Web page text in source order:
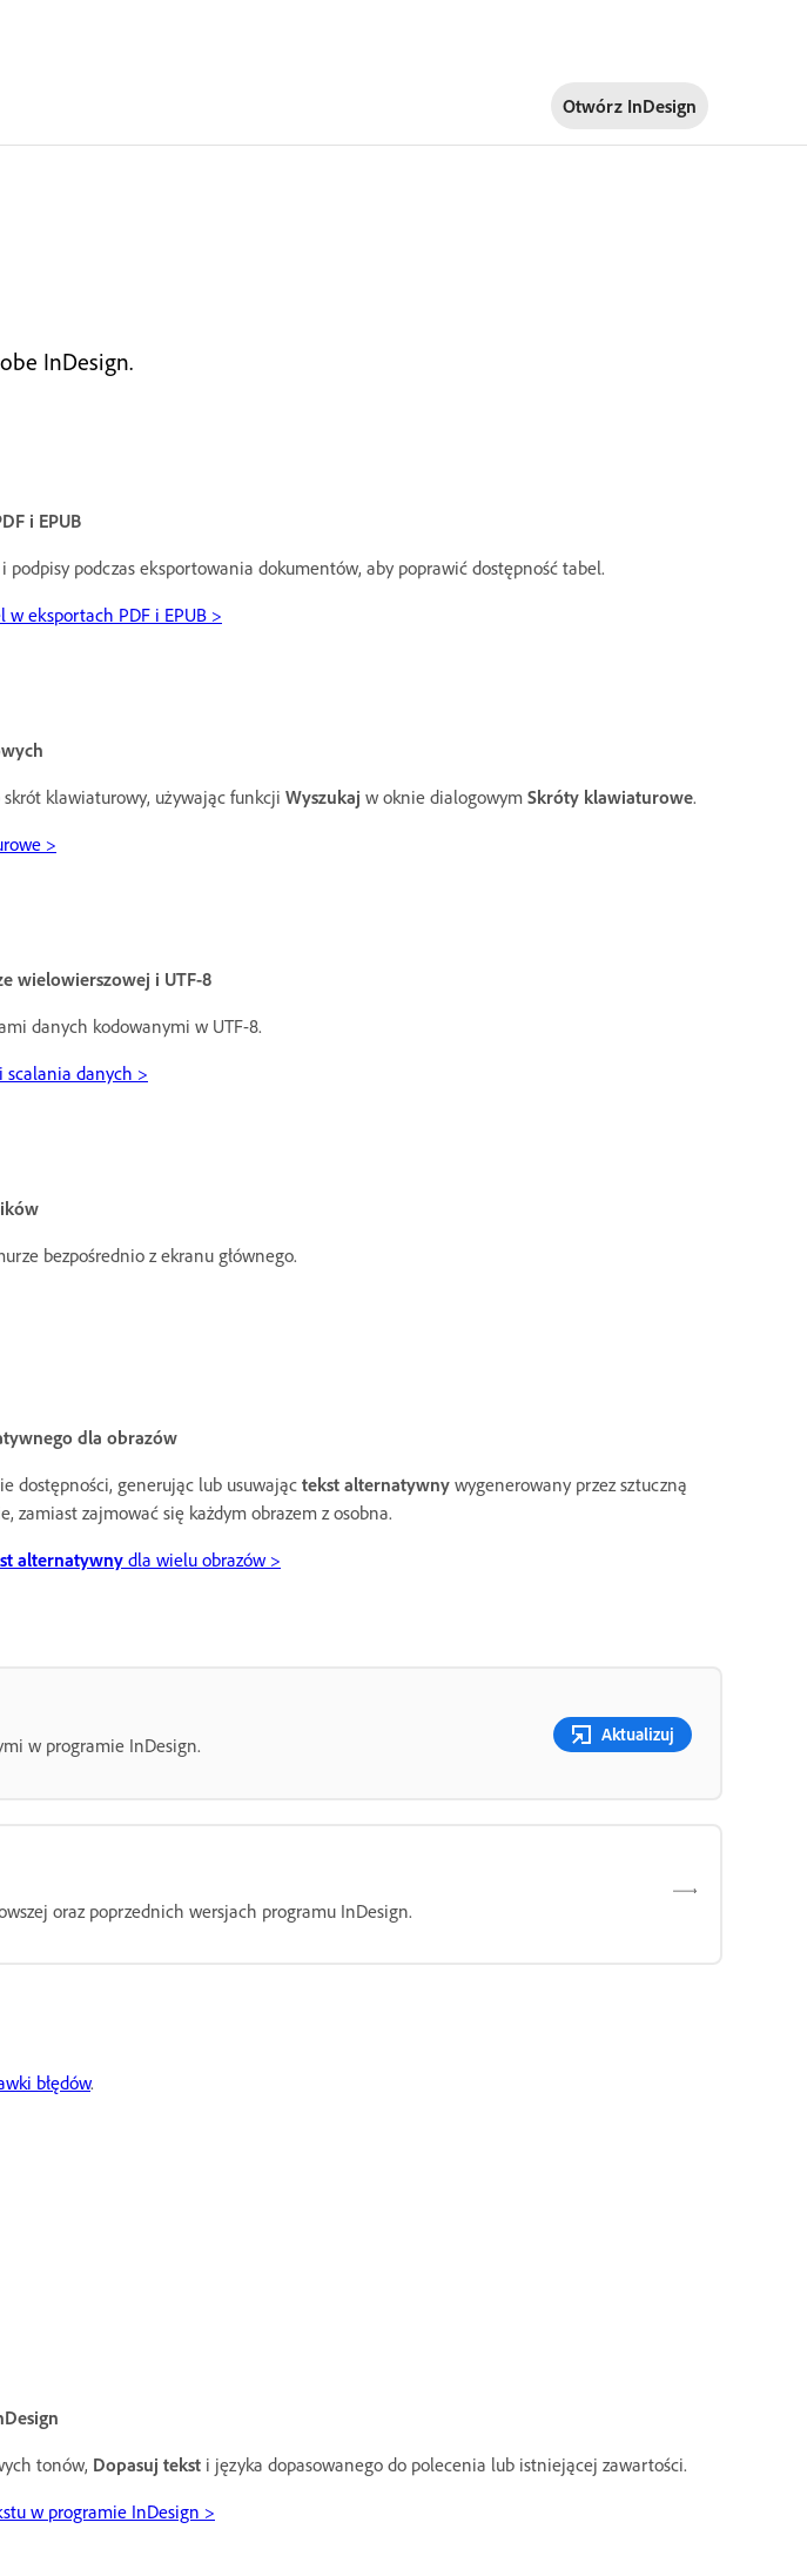
Otwórz InDesign
InDesign.
i EPUB
podpisy podczas eksportowania dokumentów, aby poprawić dostępność tabel.
w eksportach PDF i EPUB >
klawiaturowy, używając funkcji Wyszukaj w oknie dialogowym Skróty klawiaturowe.
>
wielowierszowej i UTF-8
danych kodowanymi w UTF-8.
scalania danych >
bezpośrednio z ekranu głównego.
dla obrazów
dostępności, generując lub usuwając tekst alternatywny wygenerowany przez sztuczną
zajmować się każdym obrazem z osobna.
alternatywny dla wielu obrazów >
w programie InDesign.
Aktualizuj
oraz poprzednich wersjach programu InDesign.
błędów.
tonów, Dopasuj tekst i języka dopasowanego do polecenia lub istniejącej zawartości.
w programie InDesign >